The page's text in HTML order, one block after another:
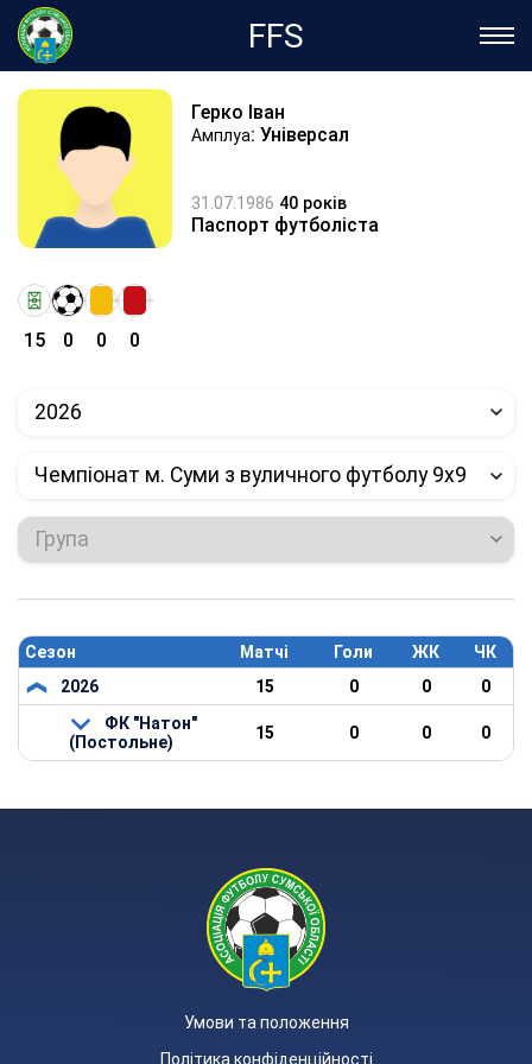
FFS
Герко Іван
Амплуа: Універсал
31.07.1986 40 років
Паспорт футболіста
15 0 0 0
2026
Чемпіонат м. Суми з вуличного футболу 9х9
Група
Сезон Матчі Голи ЖК
ЧК
2026
15 0 0
0
ФК "Натон"
(Постольне)
15 0 0 0
Умови та положення
Політика конфіденційності